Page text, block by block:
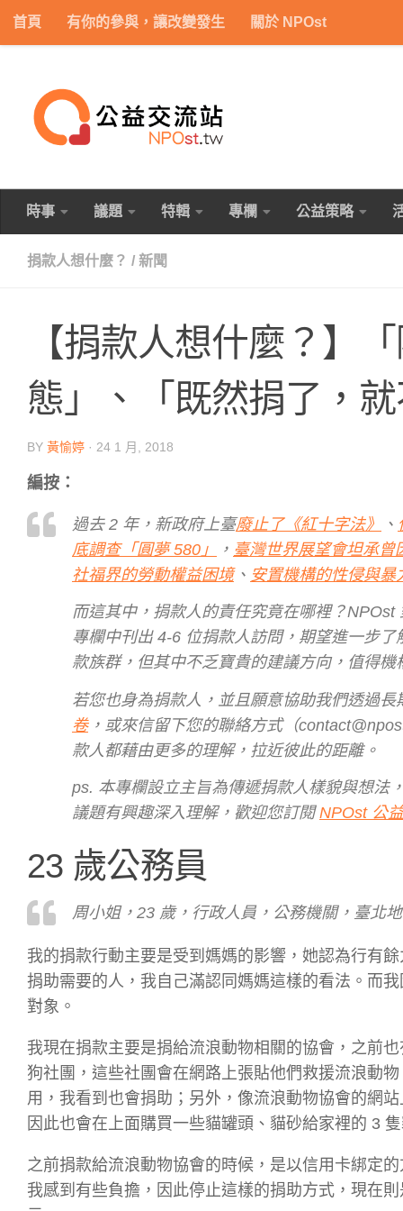
Skip to content
首頁 有你的參與，讓改變發生 關於 NPOst
時事 議題 特輯 專欄 公益策略
捐款人想什麼？ / 新聞
【捐款人想什麼？】
態」、「既然捐了，
BY 黃愉婷 · 24 1 月, 2018
編按：
過去 2 年，新政府上臺廢止了《紅十字法》 、
底調查「圓夢 580」
， 臺灣世界展望會坦承曾
社福界的勞動權益困境、 安置機構的性侵與暴
而這其中，捐款人的責任究竟在哪裡？
專欄中刊出 4-6 位捐款人訪問，期望進一步
款族群，但其中不乏寶貴的建議方向，值得機
若您也身為捐款人，並且願意協助我們透過
卷，或來信留下您的聯絡方式（
款人都藉由更多的理解，拉近彼此的距離。
ps. 本專欄設立主旨為傳遞捐款人樣貌與想法
議題有興趣深入理解，歡迎您訂閱NPOst 公
23 歲公務員
周小姐，23 歲，行政人員，公務機關，臺北
我的捐款行動主要是受到媽媽的影響，她認為行有
捐助需要的人，我自己滿認同媽媽這樣的看法。而
對象。
我現在捐款主要是捐給流浪動物相關的協會，之前
狗社團，這些社團會在網路上張貼他們救援流浪動
用，我看到也會捐助；另外，像流浪動物協會的網
因此也會在上面購買一些貓罐頭、貓砂給家裡的 3
之前捐款給流浪動物協會的時候，是以信用卡綁定
我感到有些負擔，因此停止這樣的捐助方式，現在